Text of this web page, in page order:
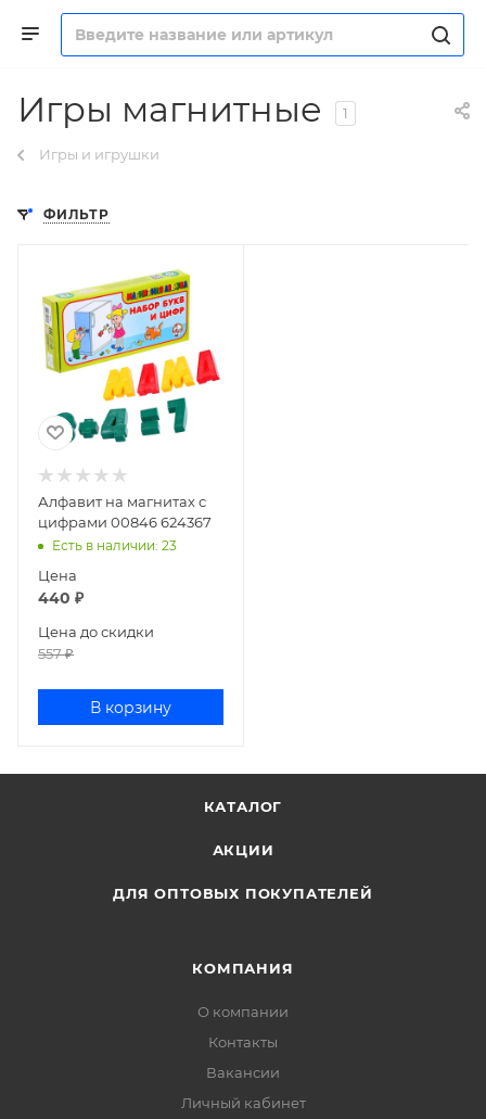
Игры магнитные 1
Игры и игрушки
ФИЛЬТР
Алфавит на магнитах с
цифрами 00846 624367
Есть в наличии: 23
Цена
440 ₽
Цена до скидки
557₽
В корзину
КАТАЛОГ
АКЦИИ
ДЛЯ ОПТОВЫХ ПОКУПАТЕЛЕЙ
КОМПАНИЯ
О компании
Контакты
Вакансии
Личный кабинет